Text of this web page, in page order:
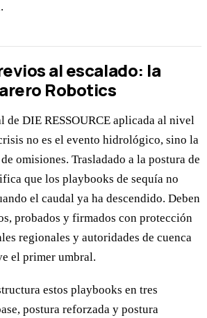
al escalado: la
Robotics
de DIE RESSOURCE aplicada al nivel
no es el evento hidrológico, sino la
omisiones. Trasladado a la postura de
que los playbooks de sequía no
el caudal ya ha descendido. Deben
probados y firmados con protección
regionales y autoridades de cuenca
el primer umbral.
estos playbooks en tres
postura reforzada y postura